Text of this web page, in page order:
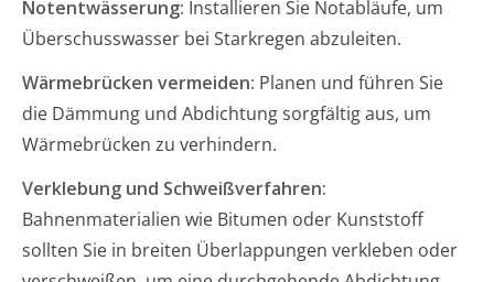
Notentwässerung: Installieren Sie Notabläufe, um
Überschusswasser bei Starkregen abzuleiten.
Wärmebrücken vermeiden: Planen und führen Sie
die Dämmung und Abdichtung sorgfältig aus, um
Wärmebrücken zu verhindern.
Verklebung und Schweißverfahren:
Bahnenmaterialien wie Bitumen oder Kunststoff
sollten Sie in breiten Überlappungen verkleben oder